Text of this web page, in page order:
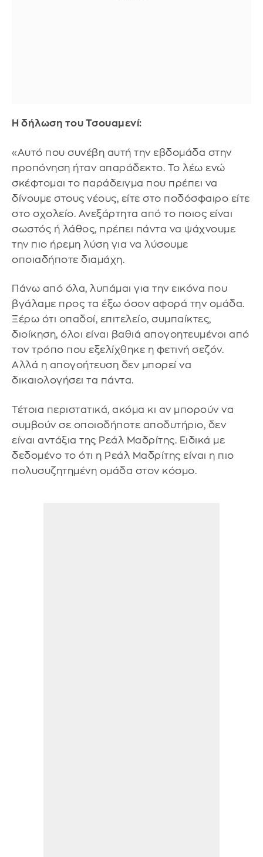
Η δήλωση του Τσουαμενί:
«Αυτό που συνέβη αυτή την εβδομάδα στην
προπόνηση ήταν απαράδεκτο. Το λέω ενώ
σκέφτομαι το παράδειγμα που πρέπει να
δίνουμε στους νέους, είτε στο ποδόσφαιρο είτε
στο σχολείο. Ανεξάρτητα από το ποιος είναι
σωστός ή λάθος, πρέπει πάντα να ψάχνουμε
την πιο ήρεμη λύση για να λύσουμε
οποιαδήποτε διαμάχη.
Πάνω από όλα, λυπάμαι για την εικόνα που
βγάλαμε προς τα έξω όσον αφορά την ομάδα.
Ξέρω ότι οπαδοί, επιτελείο, συμπαίκτες,
διοίκηση, όλοι είναι βαθιά απογοητευμένοι από
τον τρόπο που εξελίχθηκε η φετινή σεζόν.
Αλλά η απογοήτευση δεν μπορεί να
δικαιολογήσει τα πάντα.
Τέτοια περιστατικά, ακόμα κι αν μπορούν να
συμβούν σε οποιοδήποτε αποδυτήριο, δεν
είναι αντάξια της Ρεάλ Μαδρίτης. Ειδικά με
δεδομένο το ότι η Ρεάλ Μαδρίτης είναι η πιο
πολυσυζητημένη ομάδα στον κόσμο.